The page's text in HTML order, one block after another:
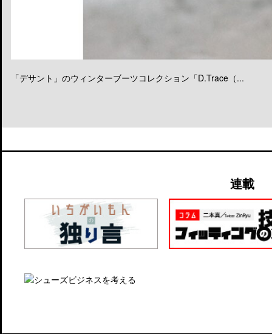
「デサント」のウィンターブーツコレクション「D.Trace（...
連載